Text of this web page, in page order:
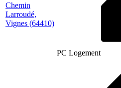
Chemin
Larroudé,
Vignes (64410)
PC Logement